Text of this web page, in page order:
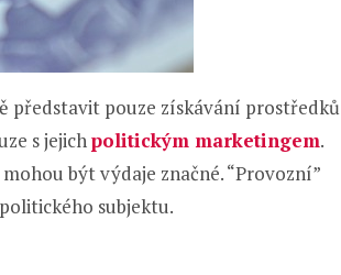
představit pouze získávání prostředků
s jejichpolitickým marketingem.
být výdaje značné. “Provozní”
subjektu.